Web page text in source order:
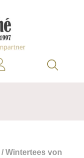
/ Wintertees von